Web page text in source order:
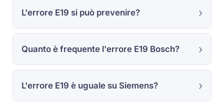
L'errore E19 si può prevenire?
Quanto è frequente l'errore E19 Bosch?
L'errore E19 è uguale su Siemens?